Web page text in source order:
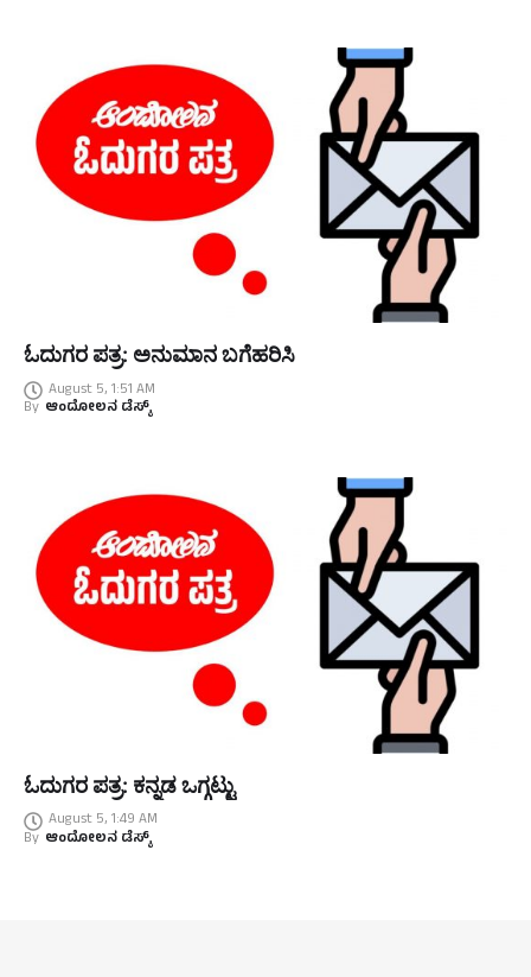
ಓದುಗರ ಪತ್ರ: ಅನುಮಾನ ಬಗೆಹರಿಸಿ
August 5, 1:51 AM
By ಆಂದೋಲನ ಡೆಸ್ಕ್
ಓದುಗರ ಪತ್ರ: ಕನ್ನಡ ಒಗ್ಗಟ್ಟು
August 5, 1:49 AM
By ಆಂದೋಲನ ಡೆಸ್ಕ್